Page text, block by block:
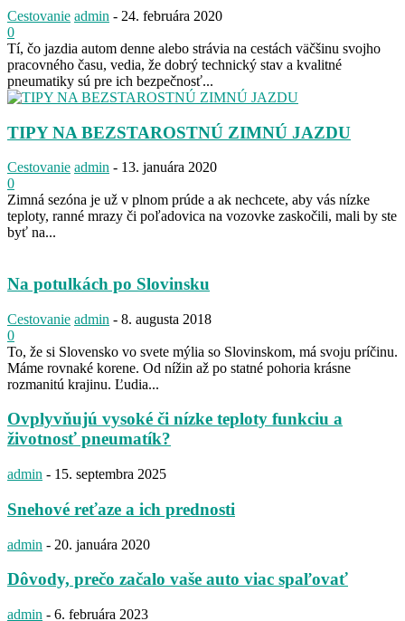
Cestovanie admin - 24. februára 2020
0
Tí, čo jazdia autom denne alebo strávia na cestách väčšinu svojho
pracovného času, vedia, že dobrý technický stav a kvalitné
pneumatiky sú pre ich bezpečnosť...
TIPY NA BEZSTAROSTNÚ ZIMNÚ JAZDU
Cestovanie admin - 13. januára 2020
0
Zimná sezóna je už v plnom prúde a ak nechcete, aby vás nízke
teploty, ranné mrazy či poľadovica na vozovke zaskočili, mali by ste
byť na...
Na potulkách po Slovinsku
Cestovanie admin - 8. augusta 2018
0
To, že si Slovensko vo svete mýlia so Slovinskom, má svoju príčinu.
Máme rovnaké korene. Od nížin až po statné pohoria krásne
rozmanitú krajinu. Ľudia...
Ovplyvňujú vysoké či nízke teploty funkciu a
životnosť pneumatík?
admin - 15. septembra 2025
Snehové reťaze a ich prednosti
admin - 20. januára 2020
Dôvody, prečo začalo vaše auto viac spaľovať
admin - 6. februára 2023